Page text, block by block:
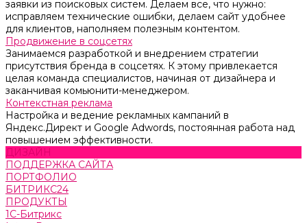
заявки из поисковых систем. Делаем все, что нужно:
исправляем технические ошибки, делаем сайт удобнее
для клиентов, наполняем полезным контентом.
Продвижение в соцсетях
Занимаемся разработкой и внедрением стратегии
присутствия бренда в соцсетях. К этому привлекается
целая команда специалистов, начиная от дизайнера и
заканчивая комьюнити-менеджером.
Контекстная реклама
Настройка и ведение рекламных кампаний в
Яндекс.Директ и Google Adwords, постоянная работа над
повышением эффективности.
ДИЗАЙН
ПОДДЕРЖКА САЙТА
ПОРТФОЛИО
БИТРИКС24
ПРОДУКТЫ
1С-Битрикс